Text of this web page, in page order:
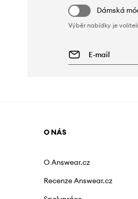
Dámská
Výběr nabídky je
O NÁS
O Answear.cz
Recenze Answear.cz